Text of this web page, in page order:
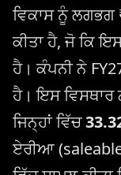
ਵਿਕਾਸ ਨੂੰ ਲਗਭਗ
ਕੀਤਾ ਹੈ, ਜੋ ਕਿ
ਹੈ। ਕੰਪਨੀ ਨੇ
ਹੈ। ਇਸ ਵਿਸਥਾਰ
ਜਿਨ੍ਹਾਂ ਵਿੱਚ
ਏਰੀਆ